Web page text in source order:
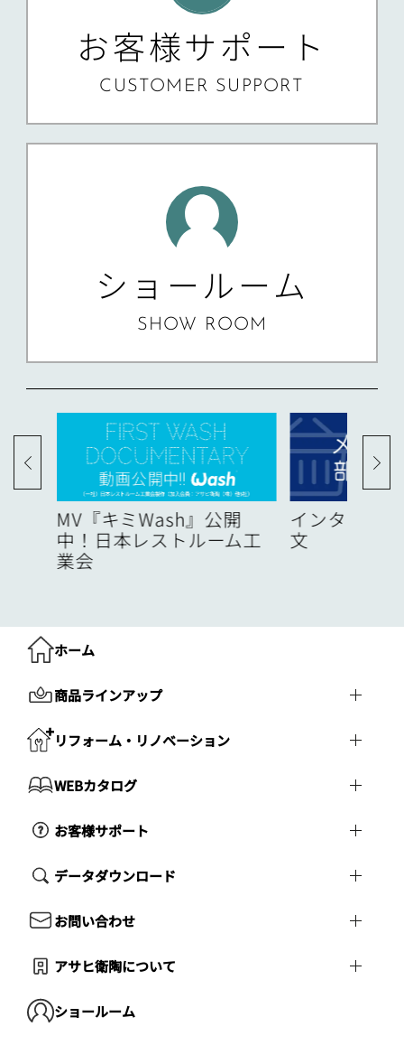
お客様サポート
CUSTOMER SUPPORT
ショールーム
SHOW ROOM
MV『キミWash』公開
中！日本レストルーム工
業会
インターネ
文
ホーム
商品ラインアップ
リフォーム・リノベーション
WEBカタログ
お客様サポート
データダウンロード
お問い合わせ
アサヒ衛陶について
ショールーム